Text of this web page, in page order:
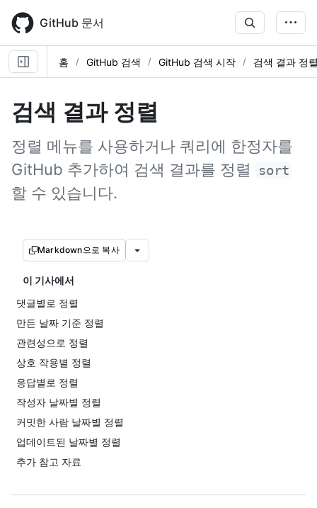
main
content
GitHub 문서
홈 GitHub 검색 GitHub 검색 시작 검색 결과 정
검색 결과 정렬
정렬 메뉴를 사용하거나 쿼리에 한정자를
GitHub 추가하여 검색 결과를 정렬
sort
할 수 있습니다.
Markdown으로 복사
이 기사에서
댓글별로 정렬
만든 날짜 기준 정렬
관련성으로 정렬
상호 작용별 정렬
응답별로 정렬
작성자 날짜별 정렬
커밋한 사람 날짜별 정렬
업데이트된 날짜별 정렬
추가 참고 자료